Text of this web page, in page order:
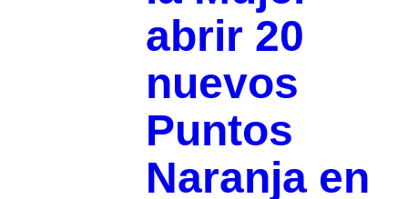
abrir 20
nuevos
Puntos
Naranja en